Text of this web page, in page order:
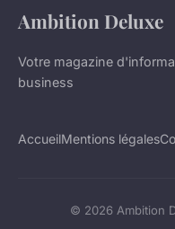
Ambition Deluxe
Votre magazine
business
AccueilMentions légales
© 2026 Ambition